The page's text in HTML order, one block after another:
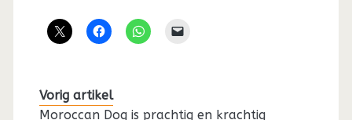
Vorig artikel
Moroccan Dog is prachtig en krachtig